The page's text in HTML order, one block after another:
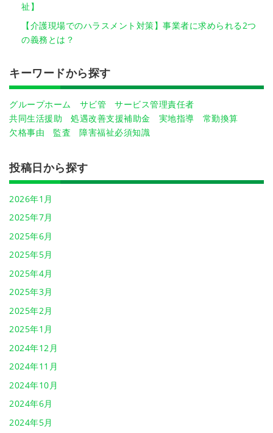
祉】
【介護現場でのハラスメント対策】事業者に求められる2つ
の義務とは？
キーワードから探す
グループホーム サビ管
サービス管理責任者
共同生活援助
処遇改善支援補助金 実地指導
常勤換算
欠格事由
監査 障害福祉必須知識
投稿日から探す
2026年1月
2025年7月
2025年6月
2025年5月
2025年4月
2025年3月
2025年2月
2025年1月
2024年12月
2024年11月
2024年10月
2024年6月
2024年5月